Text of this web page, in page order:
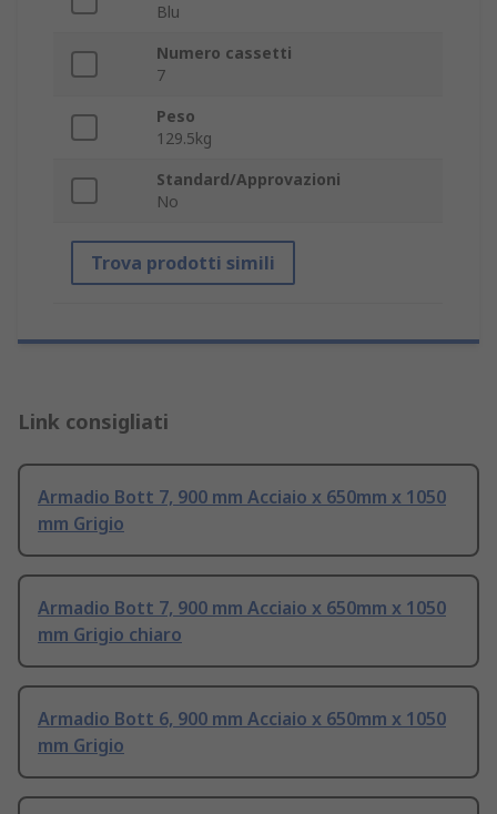
Blu
Numero cassetti
7
Peso
129.5kg
Standard/Approvazioni
No
Trova prodotti simili
Link consigliati
Armadio Bott 7, 900 mm Acciaio x 650mm x 1050
mm Grigio
Armadio Bott 7, 900 mm Acciaio x 650mm x 1050
mm Grigio chiaro
Armadio Bott 6, 900 mm Acciaio x 650mm x 1050
mm Grigio